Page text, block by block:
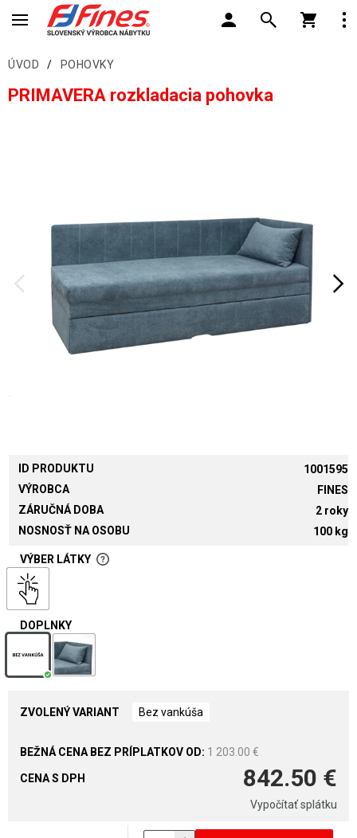
ÚVOD / POHOVKY
PRIMAVERA rozkladacia pohovka
ID PRODUKTU
1001595
VÝROBCA
FINES
ZÁRUČNÁ DOBA
2 roky
NOSNOSŤ NA OSOBU
100 kg
VÝBER LÁTKY
DOPLNKY
ZVOLENÝ VARIANT Bez vankúša
1 203.00 €
842.50 €
CENA S DPH
Vypočítať splátku